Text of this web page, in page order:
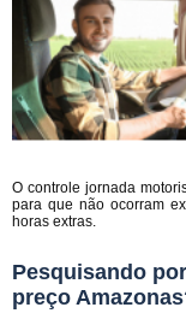
O controle jornada
para que não ocorram
horas extras.
Pesquisando
preço